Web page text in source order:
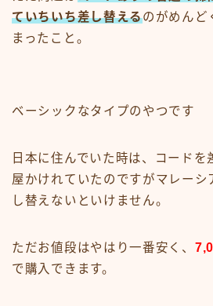
ていちいち差し替えるのがめんど
まったこと。
ベーシックなタイプのやつです
日本に住んでいた時は、コードを
屋かけれていたのですがマレーシ
し替えないといけません。
ただお値段はやはり一番安く、
で購入できます。